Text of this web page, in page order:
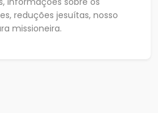
reduções jesuítas, nosso
missioneira.